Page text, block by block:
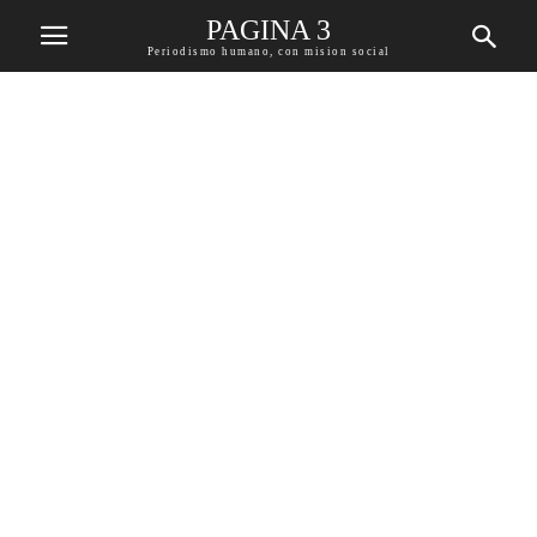
PAGINA 3
Periodismo humano, con mision social